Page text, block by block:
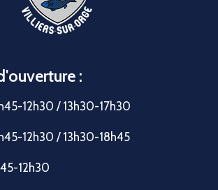
:
12h30 / 13h30-17h30
12h30 / 13h30-18h45
12h30